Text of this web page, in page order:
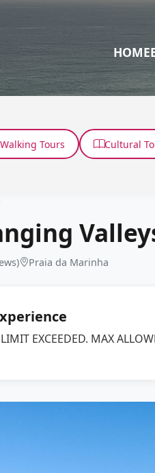
HOME
Walking Tours Cultural
Praia da Marinha
EXCEEDED. MAX